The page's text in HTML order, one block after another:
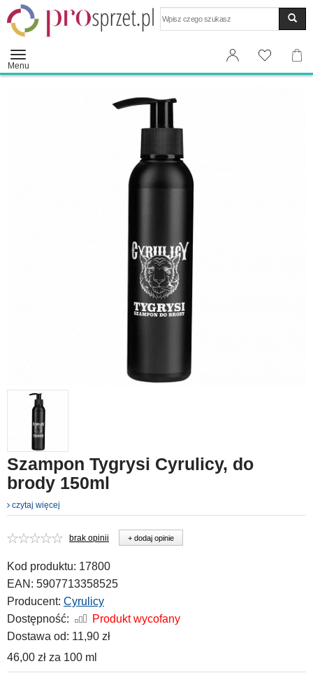
Menu
Szampon Tygrysi Cyrulicy, do
brody 150ml
czytaj więcej
brak opinii + dodaj opinie
Kod produktu: 17800
EAN: 5907713358525
Producent: Cyrulicy
Dostępność:
Produkt wycofany
Dostawa od: 11,90 zł
46,00 zł za 100 ml